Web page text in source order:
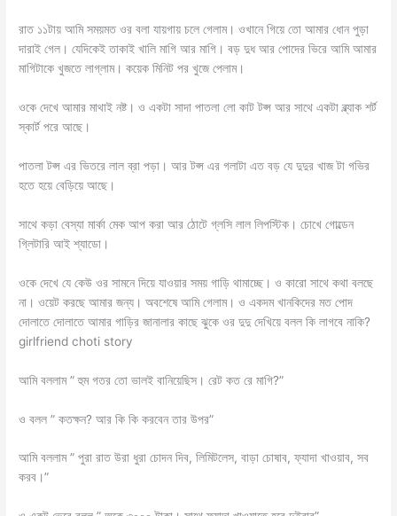
রাত ১১টায় আমি সময়মত ওর বলা যায়গায় চলে গেলাম। ওখানে গিয়ে তো আমার ধোন পুড়া
দারাই গেল। যেদিকেই তাকাই খালি মাগি আর মাগি। বড় দুধ আর পোদের ভিরে আমি আমার
মাগিটাকে খুজতে লাগ্লাম। কয়েক মিনিট পর খুজে পেলাম।
ওকে দেখে আমার মাথাই নষ্ট। ও একটা সাদা পাতলা লো কাট টপ্স আর সাথে একটা ব্ল্যাক শর্ট
স্কার্ট পরে আছে।
পাতলা টপ্স এর ভিতরে লাল ব্রা পড়া। আর টপ্স এর গলাটা এত বড় যে দুদুর খাজ টা গভির
হতে হয়ে বেড়িয়ে আছে।
সাথে কড়া বেস্যা মার্কা মেক আপ করা আর ঠোটে গ্লসি লাল লিপস্টিক। চোখে গোল্ডেন
গ্লিটারি আই শ্যাডো।
ওকে দেখে যে কেউ ওর সামনে দিয়ে যাওয়ার সময় গাড়ি থামাচ্ছে। ও কারো সাথে কথা বলছে
না। ওয়েট করছে আমার জন্য। অবশেষে আমি গেলাম। ও একদম খানকিদের মত পোদ
দোলাতে দোলাতে আমার গাড়ির জানালার কাছে ঝুকে ওর দুদু দেখিয়ে বলল কি লাগবে নাকি?
girlfriend choti story
আমি বললাম ” হুম গতর তো ভালই বানিয়েছিস। রেট কত রে মাগি?”
ও বলল ” কতক্ষন? আর কি কি করবেন তার উপর”
আমি বললাম ” পুরা রাত উরা ধুরা চোদন দিব, লিমিটলেস, বাড়া চোষাব, ফ্যাদা খাওয়াব, সব
করব।”